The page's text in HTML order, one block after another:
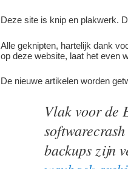
Deze site is knip en plakwerk.
Alle geknipten, hartelijk dank
op deze website, laat het even
De nieuwe artikelen worden
Vlak voor de
backups zijn